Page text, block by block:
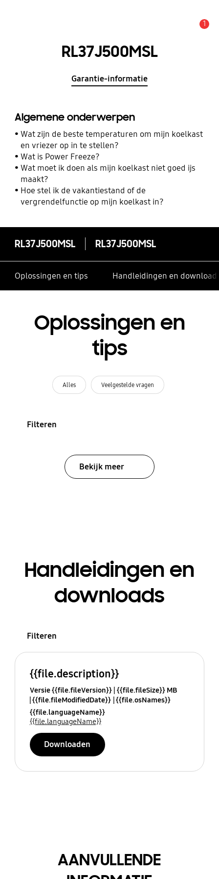
1
RL37J500MSL
Garantie-informatie
Algemene onderwerpen
Wat zijn de beste temperaturen om mijn koelkast
en vriezer op in te stellen?
Wat is Power Freeze?
Wat moet ik doen als mijn koelkast niet goed ijs
maakt?
Hoe stel ik de vakantiestand of de
vergrendelfunctie op mijn koelkast in?
RL37J500MSL RL37J500MSL
Oplossingen en tips Handleidingen en
Oplossingen en
tips
Alles Veelgestelde vragen
Filteren
Bekijk meer
Handleidingen en
downloads
Filteren
{{file.description}}
Versie {{file.fileVersion}} {{file.fileSize}} MB
{{file.fileModifiedDate}} {{file.osNames}}
{{file.languageName}}
{{file.languageName}}
Downloaden
AANVULLENDE